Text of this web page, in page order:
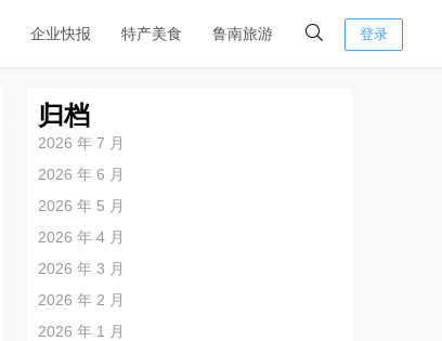
企业快报 特产美食 鲁南旅游 登录
归档
2026 年 7 月
2026 年 6 月
2026 年 5 月
2026 年 4 月
2026 年 3 月
2026 年 2 月
2026 年 1 月